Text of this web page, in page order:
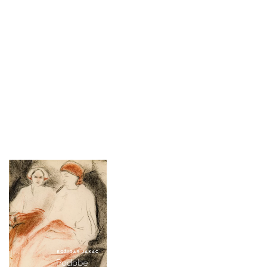
Belokranjskem muzeju
in njenega
belokranjskega
opusa.Medtem so